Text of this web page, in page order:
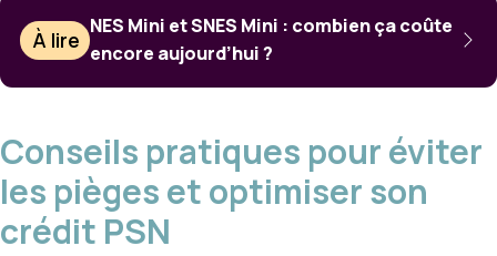
À lire
NES Mini et SNES Mini : combien ça coûte
encore aujourd’hui ?
Conseils pratiques pour éviter
les pièges et optimiser son
crédit PSN